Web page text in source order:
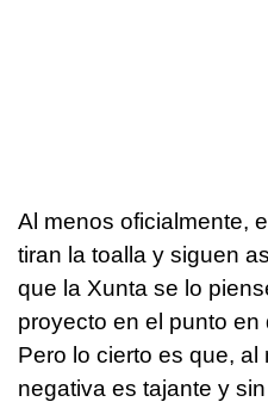
Al menos oficialmente,
tiran la toalla y siguen
que la Xunta se lo
proyecto en el punto
Pero lo cierto es que,
negativa es tajante y